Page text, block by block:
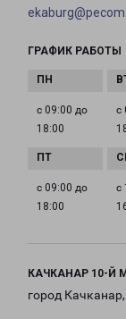
ГРАФИК РАБОТЫ
с 09:00 до
18:00
с
с 09:00 до
18:00
с
КАЧКАНАР 10-Й
город